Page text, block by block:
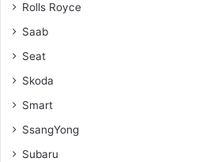
Rolls Royce
Saab
Seat
Skoda
Smart
SsangYong
Subaru